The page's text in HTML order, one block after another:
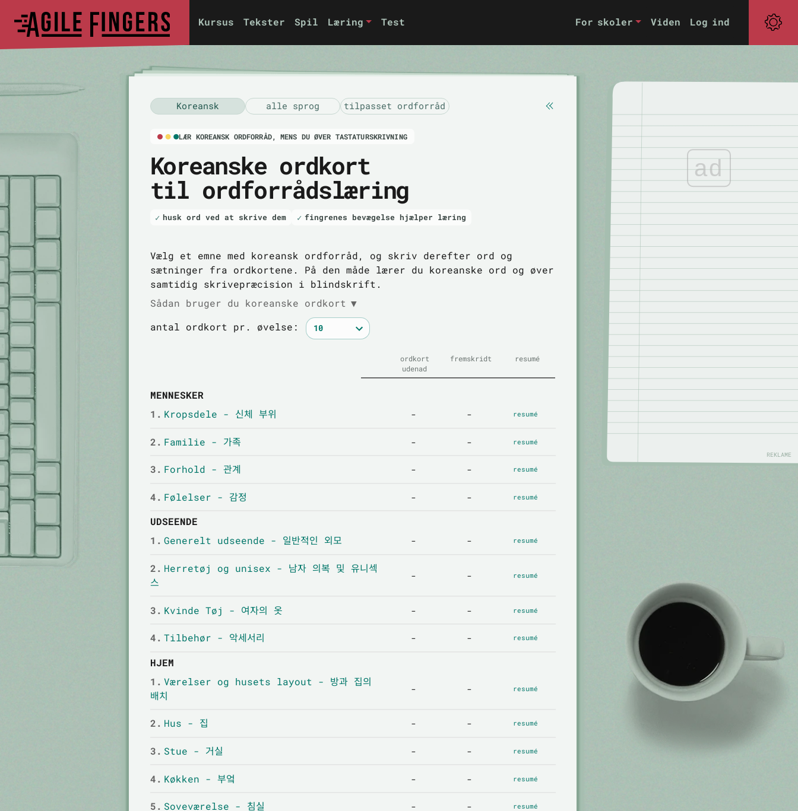
Kursus Tekster Spil Læring Test For skoler Viden Log ind
Koreansk alle sprog tilpasset ordforråd
LÆR KOREANSK ORDFORRÅD, MENS DU ØVER TASTATURSKRIVNING
Koreanske ordkort
til ordforrådslæring
husk ord ved at skrive dem fingrenes bevægelse hjælper læring
Vælg et emne med koreansk ordforråd, og skriv derefter ord og
sætninger fra ordkortene. På den måde lærer du koreanske ord og øver
samtidig skrivepræcision i blindskrift.
Sådan bruger du koreanske ordkort ▼
antal ordkort pr. øvelse:
ordkort
udenad
fremskridt resumé
MENNESKER
1. Kropsdele - 신체 부위 - - resumé
2. Familie - 가족 - - resumé
3. Forhold - 관계 - - resumé
4. Følelser - 감정 - - resumé
UDSEENDE
1. Generelt udseende - 일반적인 외모 - - resumé
2. Herretøj og unisex - 남자 의복 및 유니섹
스
- - resumé
3. Kvinde Tøj - 여자의 옷 - - resumé
4. Tilbehør - 악세서리 - - resumé
HJEM
1. Værelser og husets layout - 방과 집의
배치
- - resumé
2. Hus - 집 - - resumé
3. Stue - 거실 - - resumé
4. Køkken - 부엌 - - resumé
5. Soveværelse - 침실 - - resumé
ad
REKLAME